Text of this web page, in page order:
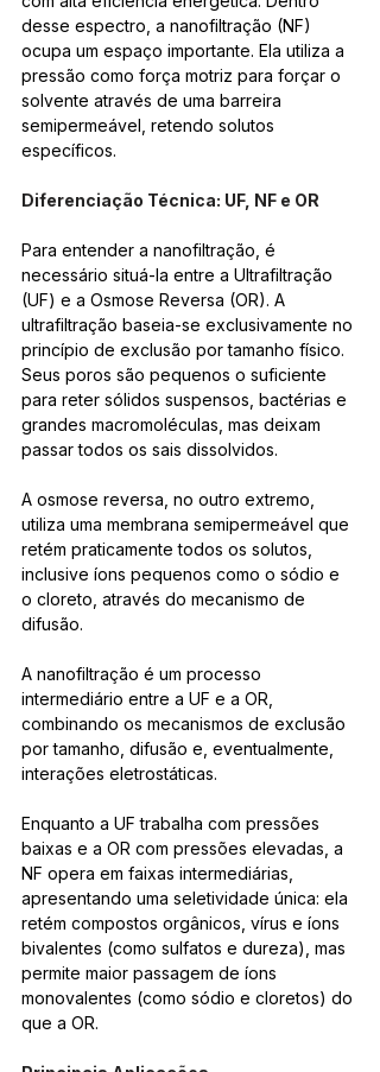
desse espectro, a nanofiltração (NF)
ocupa um espaço importante. Ela utiliza a
pressão como força motriz para forçar o
solvente através de uma barreira
semipermeável, retendo solutos
específicos.
Diferenciação Técnica: UF, NF e OR
Para entender a nanofiltração, é
necessário situá-la entre a Ultrafiltração
(UF) e a Osmose Reversa (OR). A
ultrafiltração baseia-se exclusivamente no
princípio de exclusão por tamanho físico.
Seus poros são pequenos o suficiente
para reter sólidos suspensos, bactérias e
grandes macromoléculas, mas deixam
passar todos os sais dissolvidos.
A osmose reversa, no outro extremo,
utiliza uma membrana semipermeável que
retém praticamente todos os solutos,
inclusive íons pequenos como o sódio e
o cloreto, através do mecanismo de
difusão.
A nanofiltração é um processo
intermediário entre a UF e a OR,
combinando os mecanismos de exclusão
por tamanho, difusão e, eventualmente,
interações eletrostáticas.
Enquanto a UF trabalha com pressões
baixas e a OR com pressões elevadas, a
NF opera em faixas intermediárias,
apresentando uma seletividade única: ela
retém compostos orgânicos, vírus e íons
bivalentes (como sulfatos e dureza), mas
permite maior passagem de íons
monovalentes (como sódio e cloretos) do
que a OR.